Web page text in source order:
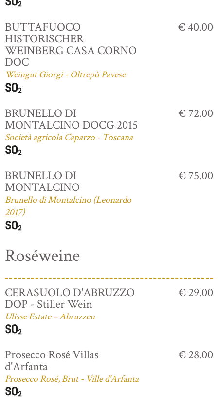
BUTTAFUOCO
HISTORISCHER
WEINBERG CASA CORNO
DOC
Weingut Giorgi - Oltrepò Pavese
€ 40.00
BRUNELLO DI
MONTALCINO DOCG 2015
Società agricola Caparzo - Toscana
€ 72.00
BRUNELLO DI
MONTALCINO
Brunello di Montalcino (Leonardo
2017)
€ 75.00
Roséweine
CERASUOLO D'ABRUZZO
DOP - Stiller Wein
Ulisse Estate – Abruzzen
€ 29.00
Prosecco Rosé Villas
d'Arfanta
Prosecco Rosé, Brut - Ville d'Arfanta
€ 28.00